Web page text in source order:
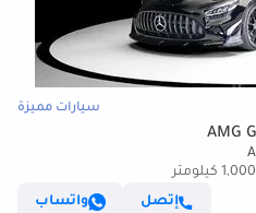
سيارات مميزة
1,000 كيلومتر
إتصل
واتساب